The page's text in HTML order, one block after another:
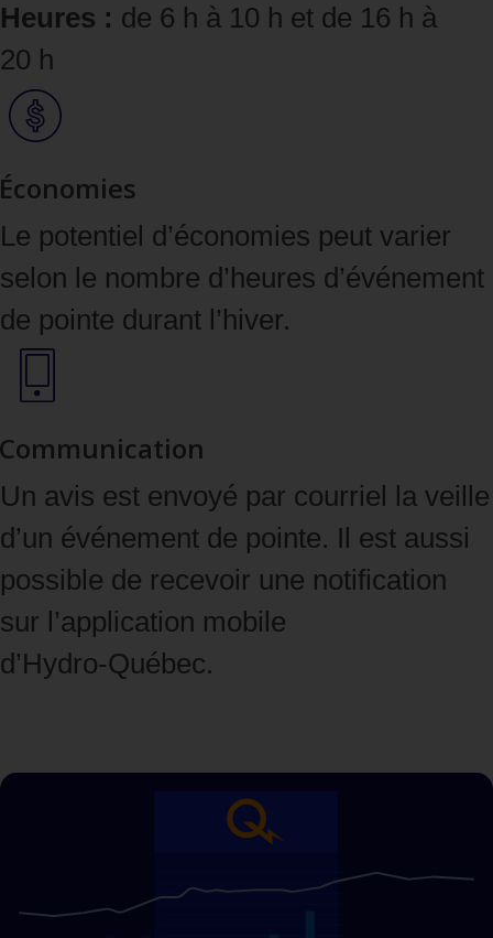
Heures : de 6 h à 10 h et de 16 h à
20 h
Économies
Le potentiel d’économies peut varier
selon le nombre d’heures d’événement
de pointe durant l’hiver.
Communication
Un avis est envoyé par courriel la veille
d’un événement de pointe. Il est aussi
possible de recevoir une notification
sur l’application mobile
d’Hydro‑Québec.